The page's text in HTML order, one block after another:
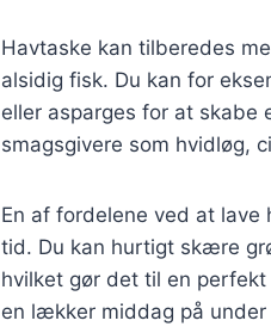
Havtaske kan tilberedes
alsidig fisk. Du kan for
eller asparges for at skabe
smagsgivere som hvidløg,
En af fordelene ved at
tid. Du kan hurtigt skære
hvilket gør det til en
en lækker middag på under